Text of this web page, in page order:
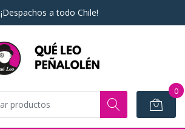
¡Despachos a todo Chile!
0